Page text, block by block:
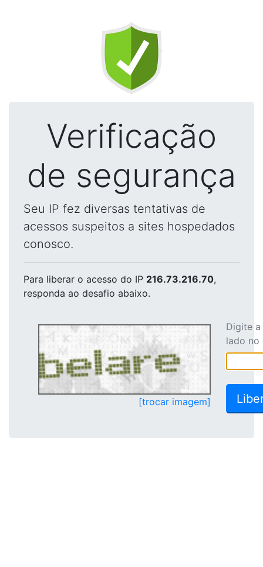
Verificação
de segurança
Seu IP fez diversas tentativas de
acessos suspeitos a sites hospedados
conosco.
Para liberar o acesso do IP 216.73.216.70,
responda ao desafio abaixo.
[trocar imagem]
Digite
lado no